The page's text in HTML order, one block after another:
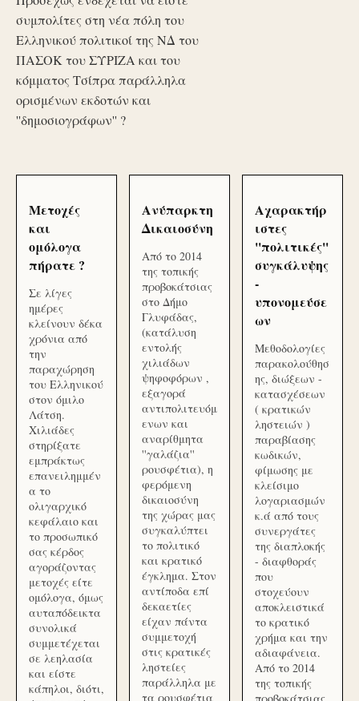
συμπολίτες στη νέα πόλη του
Ελληνικού πολιτικοί της ΝΔ του
ΠΑΣΟΚ του ΣΥΡΙΖΑ και του
κόμματος Τσίπρα παράλληλα
ορισμένων εκδοτών και
''δημοσιογράφων'' ?
Μετοχές
και
ομόλογα
πήρατε ?
Σε λίγες
ημέρες
κλείνουν δέκα
χρόνια από
την
παραχώρηση
του Ελληνικού
στον όμιλο
Λάτση.
Χιλιάδες
στηρίξατε
εμπράκτως
επανειλημμέν
α το
ολιγαρχικό
κεφάλαιο και
το προσωπικό
σας κέρδος
αγοράζοντας
μετοχές είτε
ομόλογα, όμως
αυταπόδεικτα
συνολικά
συμμετέχεται
σε λεηλασία
και είστε
κάπηλοι, διότι,
Ανύπαρκτη
Δικαιοσύνη
Από το 2014
της τοπικής
προβοκάτσιας
στο Δήμο
Γλυφάδας,
(κατάλυση
εντολής
χιλιάδων
ψηφοφόρων ,
εξαγορά
αντιπολιτευόμ
ενων και
αναρίθμητα
''γαλάζια''
ρουσφέτια), η
φερόμενη
δικαιοσύνη
της χώρας μας
συγκαλύπτει
το πολιτικό
και κρατικό
έγκλημα. Στον
αντίποδα επί
δεκαετίες
είχαν πάντα
συμμετοχή
στις κρατικές
ληστείες
παράλληλα με
τα ρουσφέτια
Αχαρακτήρ
ιστες
''πολιτικές''
συγκάλυψης
-
υπονομεύσε
ων
Μεθοδολογίες
παρακολούθησ
ης, διώξεων -
κατασχέσεων
( κρατικών
ληστειών )
παραβίασης
κωδικών,
φίμωσης με
κλείσιμο
λογαριασμών
κ.ά από τους
συνεργάτες
της διαπλοκής
- διαφθοράς
που
στοχεύουν
αποκλειστικά
το κρατικό
χρήμα και την
αδιαφάνεια.
Από το 2014
της τοπικής